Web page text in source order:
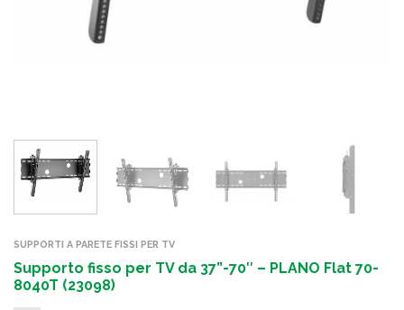
SUPPORTI A PARETE FISSI PER TV
Supporto fisso per TV da 37”-70″ – PLANO Flat 70-
8040T (23098)